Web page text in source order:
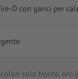
O con ganci per
solo fronte, oro